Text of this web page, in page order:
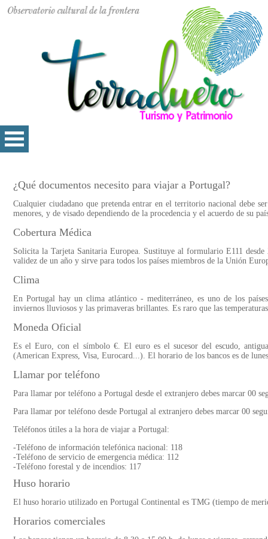
¿Qué documentos necesito para viajar a Portugal?
Cualquier ciudadano que pretenda entrar en el territorio nacional debe
menores, y de visado dependiendo de la procedencia y el acuerdo de su
Cobertura Médica
Solicita la Tarjeta Sanitaria Europea. Sustituye al formulario E111
validez de un año y sirve para todos los países miembros de la Unión
Clima
En Portugal hay un clima atlántico - mediterráneo, es uno de los
inviernos lluviosos y las primaveras brillantes. Es raro que las
Moneda Oficial
Es el Euro, con el símbolo €. El euro es el sucesor del escudo,
(American Express, Visa, Eurocard...). El horario de los bancos es de
Llamar por teléfono
Para llamar por teléfono a Portugal desde el extranjero debes marcar 00
Para llamar por teléfono desde Portugal al extranjero debes marcar 00
Teléfonos útiles a la hora de viajar a Portugal:
-Teléfono de información telefónica nacional: 118
-Teléfono de servicio de emergencia médica: 112
-Teléfono forestal y de incendios: 117
Huso horario
El huso horario utilizado en Portugal Continental es TMG (tiempo de
Horarios comerciales